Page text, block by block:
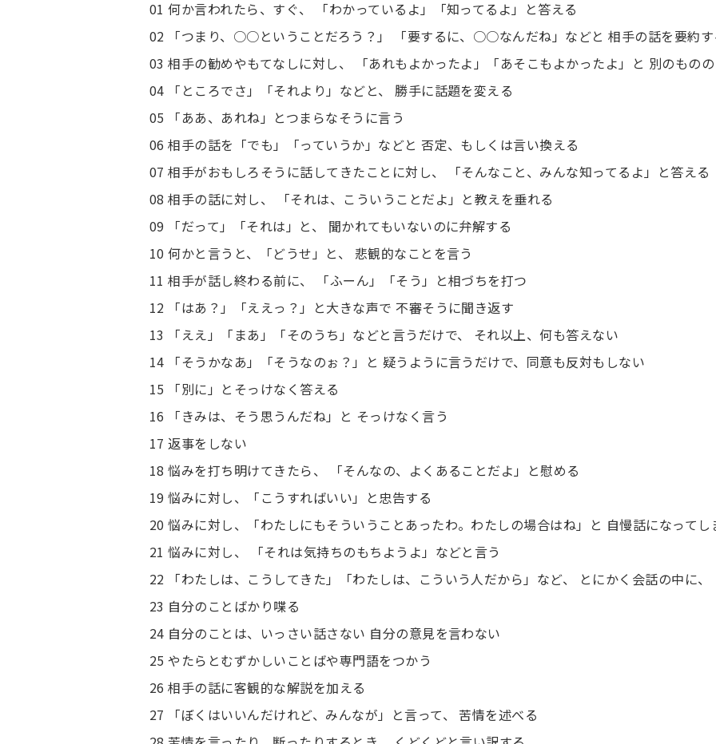
＊「ちゃんと言っただろう」「何度言ったら、わかるん
01 何か言われたら、すぐ、 「わかっているよ」「知ってるよ」と答える
02 「つまり、○○ということだろう？」 「要するに、○○なんだね」などと 相手の話を要約す
03 相手の勧めやもてなしに対し、 「あれもよかったよ」「あそこもよかったよ」と 別のもの
04 「ところでさ」「それより」などと、 勝手に話題を変える
05 「ああ、あれね」とつまらなそうに言う
06 相手の話を「でも」「っていうか」などと 否定、もしくは言い換える
07 相手がおもしろそうに話してきたことに対し、 「そんなこと、みんな知ってるよ」と答える
08 相手の話に対し、 「それは、こういうことだよ」と教えを垂れる
09 「だって」「それは」と、 聞かれてもいないのに弁解する
10 何かと言うと、「どうせ」と、 悲観的なことを言う
11 相手が話し終わる前に、 「ふーん」「そう」と相づちを打つ
12 「はあ？」「ええっ？」と大きな声で 不審そうに聞き返す
13 「ええ」「まあ」「そのうち」などと言うだけで、 それ以上、何も答えない
14 「そうかなあ」「そうなのぉ？」と 疑うように言うだけで、同意も反対もしない
15 「別に」とそっけなく答える
16 「きみは、そう思うんだね」と そっけなく言う
17 返事をしない
18 悩みを打ち明けてきたら、 「そんなの、よくあることだよ」と慰める
19 悩みに対し、「こうすればいい」と忠告する
20 悩みに対し、「わたしにもそういうことあったわ。わたしの場合はね」と 自慢話になってし
21 悩みに対し、 「それは気持ちのもちようよ」などと言う
22 「わたしは、こうしてきた」「わたしは、こういう人だから」など、 とにかく会話の中に
23 自分のことばかり喋る
24 自分のことは、いっさい話さない 自分の意見を言わない
25 やたらとむずかしいことばや専門語をつかう
26 相手の話に客観的な解説を加える
27 「ぼくはいいんだけれど、みんなが」と言って、 苦情を述べる